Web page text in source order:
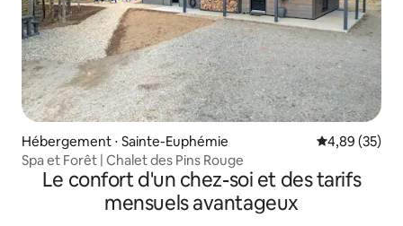
Hébergement ⋅ Sainte-Euphémie Évaluation
4,89 (35)
Spa et Forêt | Chalet des Pins Rouge
Le confort d'un chez-soi et des tarifs
mensuels avantageux